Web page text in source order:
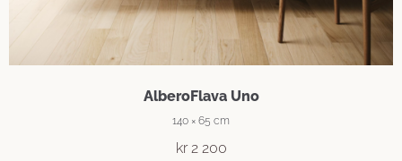
AlberoFlava Uno
140 × 65 cm
kr2 200